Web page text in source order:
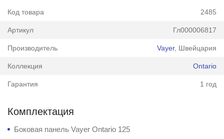
Код товара 2485
Артикул Гл000006817
Производитель Vayer, Швейцария
Коллекция Ontario
Гарантия 1 год
Комплектация
Боковая панель Vayer Ontario 125